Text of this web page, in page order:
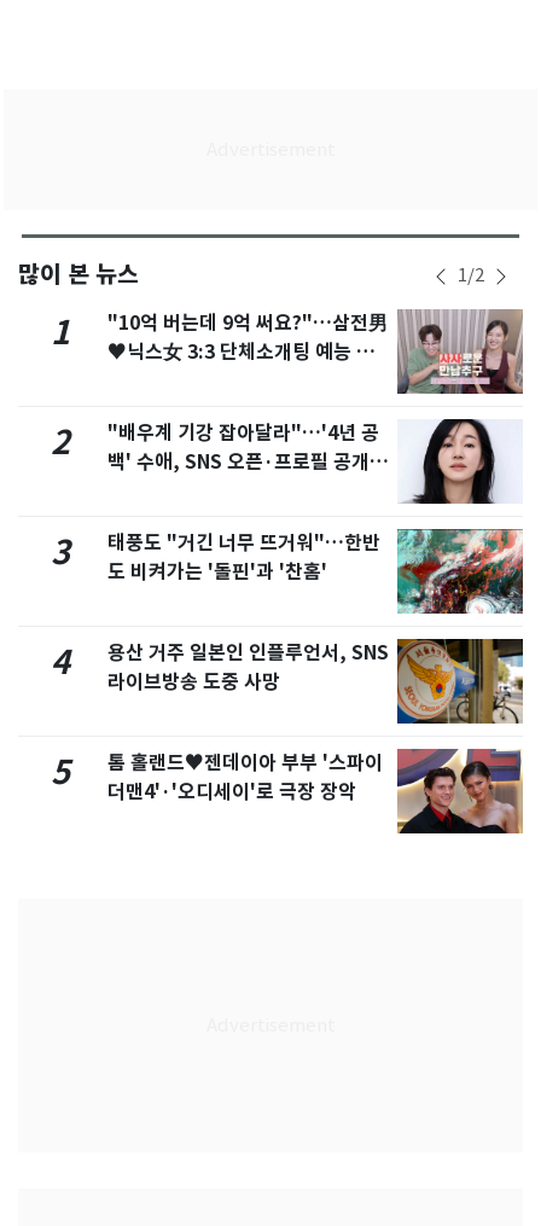
많이 본 뉴스 1/2
1
"10억 버는데 9억 써요?"…삼전男
♥닉스女 3:3 단체소개팅 예능 화
2
"배우계 기강 잡아달라"…'4년 공
백' 수애, SNS 오픈·프로필 공개
3
태풍도 "거긴 너무 뜨거워"…한반
도 비켜가는 '돌핀'과 '찬홈'
4
용산 거주 일본인 인플루언서, SNS
라이브방송 도중 사망
5
톰 홀랜드♥젠데이아 부부 '스파이
더맨4'·'오디세이'로 극장 장악